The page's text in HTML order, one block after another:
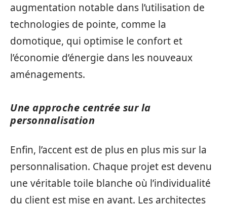
augmentation notable dans l’utilisation de
technologies de pointe, comme la
domotique, qui optimise le confort et
l’économie d’énergie dans les nouveaux
aménagements.
Une approche centrée sur la
personnalisation
Enfin, l’accent est de plus en plus mis sur la
personnalisation. Chaque projet est devenu
une véritable toile blanche où l’individualité
du client est mise en avant. Les architectes